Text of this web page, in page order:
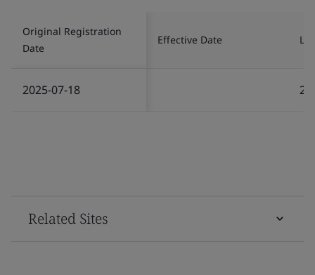
Original Registration
Date
Effective Date
2025-07-18
Related Sites